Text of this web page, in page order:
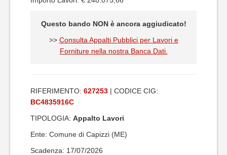
Questo bando NON è ancora aggiudicato!
>> Consulta Appalti Pubblici per Lavori e
Forniture nella nostra Banca Dati.
RIFERIMENTO: 627253 | CODICE CIG:
BC4835916C
TIPOLOGIA: Appalto Lavori
Ente: Comune di Capizzi (ME)
Scadenza: 17/07/2026